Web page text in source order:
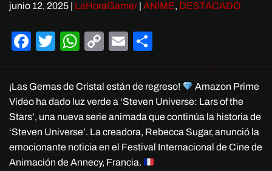
junio 12, 2025 | LaHoraGamer | ANIME, DESTACADO
Facebook
TwitterWhatsApp
Copy
Link
Email
¡Las Gemas de Cristal están de regreso!
Amazon Prime
Video ha dado luz verde a ‘Steven Universe: Lars of the
Stars’, una nueva serie animada que continúa la historia de
‘Steven Universe’. La creadora, Rebecca Sugar, anunció la
emocionante noticia en el Festival Internacional de Cine de
Animación de Annecy, Francia.